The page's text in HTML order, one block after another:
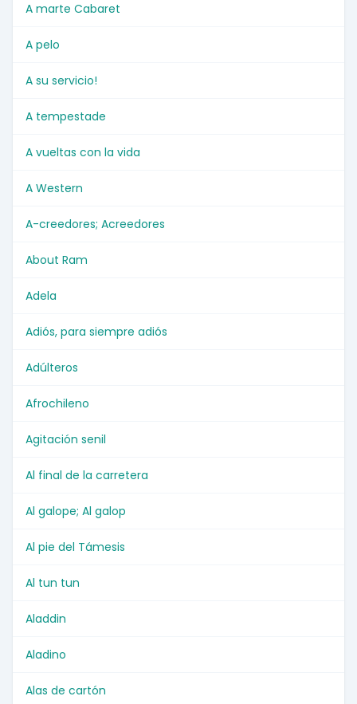
A marte Cabaret
A pelo
A su servicio!
A tempestade
A vueltas con la vida
A Western
A-creedores; Acreedores
About Ram
Adela
Adiós, para siempre adiós
Adúlteros
Afrochileno
Agitación senil
Al final de la carretera
Al galope; Al galop
Al pie del Támesis
Al tun tun
Aladdin
Aladino
Alas de cartón